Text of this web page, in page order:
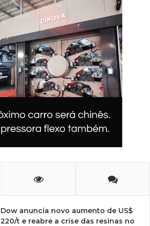
Dow anuncia novo aumento de US$
220/t e reabre a crise das resinas no